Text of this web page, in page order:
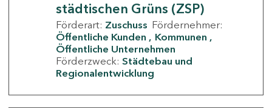
städtischen Grüns (ZSP)
Förderart: Zuschuss Fördernehmer:
Öffentliche Kunden
Kommunen
Öffentliche Unternehmen
Förderzweck: Städtebau und
Regionalentwicklung